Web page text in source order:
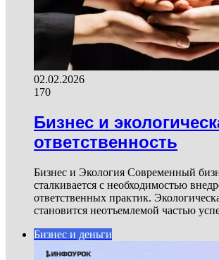
02.02.2026
170
Бизнес и
ответственность
Бизнес и Экология Современный
сталкивается с необходимостью
ответственных практик.
становится неотъемлемой частью
Бизнес и деньги